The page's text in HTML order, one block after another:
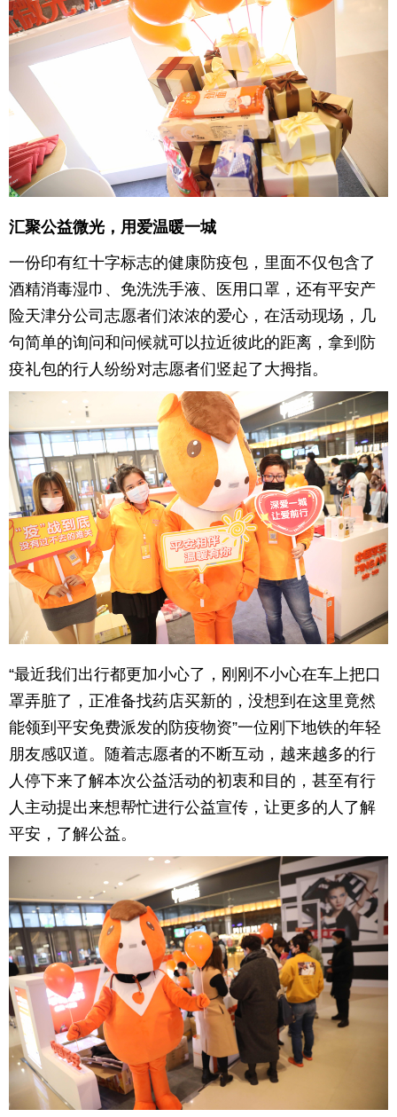
富
文
汇聚公益微光，用爱温暖一城
一份印有红十字标志的健康防疫包，里面不仅包含了
酒精消毒湿巾、免洗洗手液、医用口罩，还有平安产
险天津分公司志愿者们浓浓的爱心，在活动现场，几
句简单的询问和问候就可以拉近彼此的距离，拿到防
疫礼包的行人纷纷对志愿者们竖起了大拇指。
“最近我们出行都更加小心了，刚刚不小心在车上把口
罩弄脏了，正准备找药店买新的，没想到在这里竟然
能领到平安免费派发的防疫物资”一位刚下地铁的年轻
朋友感叹道。随着志愿者的不断互动，越来越多的行
人停下来了解本次公益活动的初衷和目的，甚至有行
人主动提出来想帮忙进行公益宣传，让更多的人了解
平安，了解公益。